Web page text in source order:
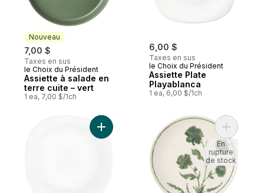
Nouveau
7,00 $
Taxes en sus
Nouveau
le Choix du Président
Assiette à salade en
terre cuite – vert
1 ea, 7,00 $/1ch
6,00 $
Taxes en sus
le Choix du Président
Assiette Plate
Playablanca
1 ea, 6,00 $/1ch
Ajouter Assiette Creuse Playablanca au
Ajouter
En
rupture
de stock